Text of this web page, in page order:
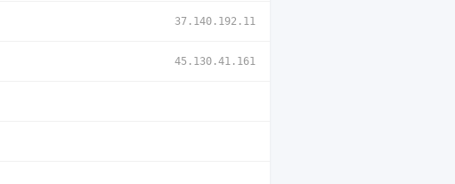
37.140.192.11
45.130.41.161